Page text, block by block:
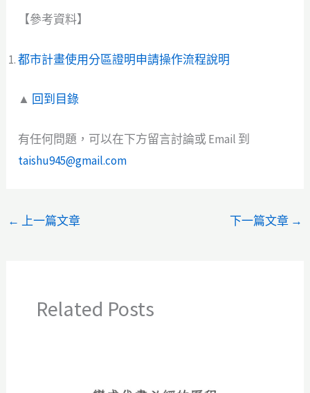
【參考資料】
都市計畫使用分區證明申請操作流程說明
▲ 回到目錄
有任何問題，可以在下方留言討論或 Email 到
taishu945@gmail.com
← 上一篇文章 下一篇文章 →
Related Posts